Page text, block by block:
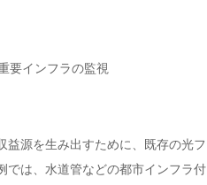
要インフラの監視
益源を生み出すために、既存の光フ
では、水道管などの都市インフラ付